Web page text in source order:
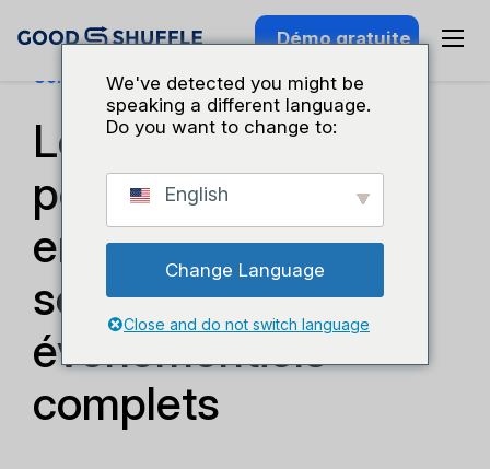
Démo gratuite
Connaissance Du Secteur
Le manuel du pro
pour gérer une
entreprise de
services
événementiels
complets
We've detected you might be
speaking a different language.
Do you want to change to:
English
Change Language
Close and do not switch language